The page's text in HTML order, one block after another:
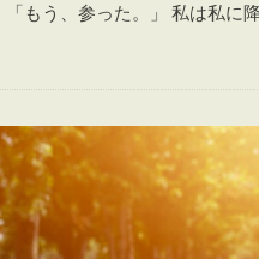
もう、参った。」 私は私に